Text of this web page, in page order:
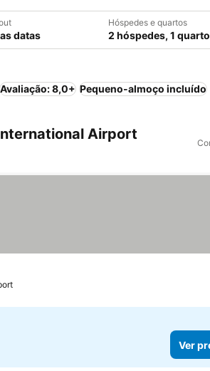
datas
Hóspedes e quartos
2 hóspedes, 1
Avaliação: 8,0+ Pequeno-almoço incluído
Airport
Ver